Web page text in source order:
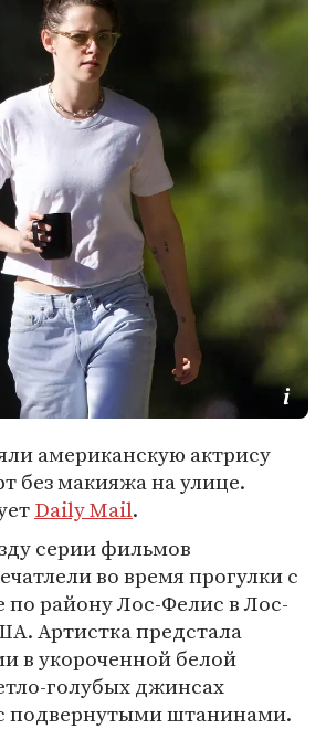
американскую актрису
без макияжа на улице.
Daily Mail.
серии фильмов
во время прогулки с
по району Лос-Фелис в Лос-
Артистка предстала
в укороченной белой
голубых джинсах
подвернутыми штанинами.